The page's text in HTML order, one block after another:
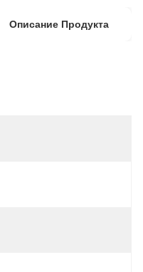
Описание Продукта